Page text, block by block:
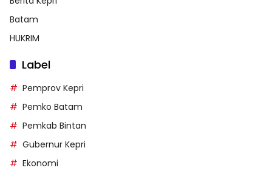
Batam
HUKRIM
Label
Pemprov Kepri
Pemko Batam
Pemkab Bintan
Gubernur Kepri
Ekonomi